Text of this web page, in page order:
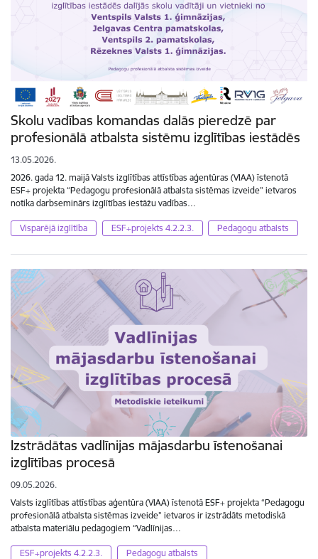
Skolu vadības komandas dalās pieredzē par
profesionālā atbalsta sistēmu izglītības iestādēs
13.05.2026.
2026. gada 12. maijā Valsts izglītības attīstības aģentūras (VIAA) īstenotā
ESF+ projekta “Pedagogu profesionālā atbalsta sistēmas izveide” ietvaros
notika darbseminārs izglītības iestāžu vadības…
Visparējā izglītība ESF+projekts 4.2.2.3. Pedagogu atbalsts
Izstrādātas vadlīnijas mājasdarbu īstenošanai
izglītības procesā
09.05.2026.
Valsts izglītības attīstības aģentūra (VIAA) īstenotā ESF+ projekta “Pedagogu
profesionālā atbalsta sistēmas izveide” ietvaros ir izstrādāts metodiskā
atbalsta materiālu pedagogiem “Vadlīnijas…
ESF+projekts 4.2.2.3.
Pedagogu atbalsts